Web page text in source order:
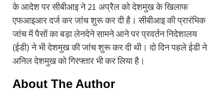
के आदेश पर सीबीआइ ने 21 अप्रैल को देशमुख के खिलाफ
एफआइआर दर्ज कर जांच शुरू कर दी है। सीबीआइ की प्रारंभिक
जांच में पैसों का बड़ा लेनदेने सामने आने पर प्रवर्तन निदेशालय
(ईडी) ने भी देशमुख की जांच शुरू कर दी थी। दो दिन पहले ईडी ने
अनिल देशमुख को गिरफ्तार भी कर लिया है।
About The Author